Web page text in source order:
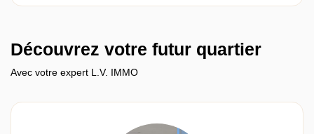
Découvrez votre futur quartier
Avec votre expert L.V. IMMO